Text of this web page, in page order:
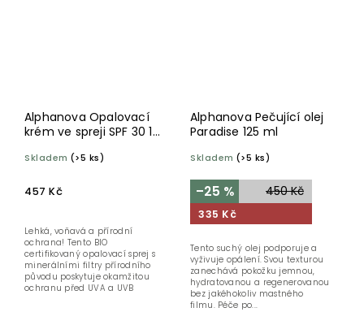
Alphanova Opalovací
krém ve spreji SPF 30 125
Skladem (>5 ks)
457 Kč
Lehká, voňavá a přírodní
ochrana! Tento BIO
certifikovaný opalovací sprej s
minerálními filtry přírodního
původu poskytuje okamžitou
ochranu před UVA a UVB
Alphanova Pečující olej
Paradise 125 ml
Skladem (>5 ks)
450 Kč
–25 %
335 Kč
Tento suchý olej podporuje a
vyživuje opálení. Svou texturou
zanechává pokožku jemnou,
hydratovanou a regenerovanou
bez jakéhokoliv mastného
filmu. Péče po...